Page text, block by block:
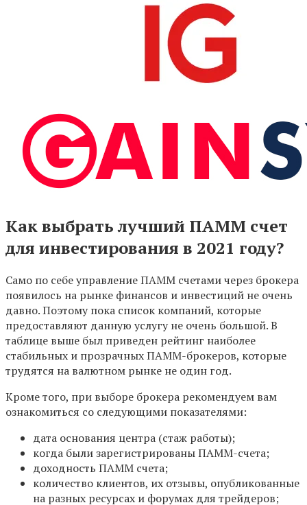
Как выбрать лучший ПАММ счет
для инвестирования в 2021 году?
Само по себе управление ПАММ счетами через брокера
появилось на рынке финансов и инвестиций не очень
давно. Поэтому пока список компаний, которые
предоставляют данную услугу не очень большой. В
таблице выше был приведен рейтинг наиболее
стабильных и прозрачных ПАММ-брокеров, которые
трудятся на валютном рынке не один год.
Кроме того, при выборе брокера рекомендуем вам
ознакомиться со следующими показателями:
дата основания центра (стаж работы);
когда были зарегистрированы ПАММ-счета;
доходность ПАММ счета;
количество клиентов, их отзывы, опубликованные
на разных ресурсах и форумах для трейдеров;